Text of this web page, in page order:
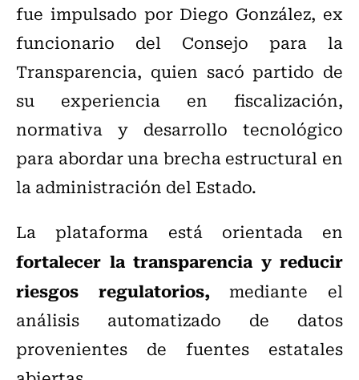
fue impulsado por Diego González, ex
funcionario del Consejo para la
Transparencia, quien sacó partido de
su experiencia en fiscalización,
normativa y desarrollo tecnológico
para abordar una brecha estructural en
la administración del Estado.
La plataforma está orientada en
fortalecer la transparencia y reducir
riesgos regulatorios,mediante el
análisis automatizado de datos
provenientes de fuentes estatales